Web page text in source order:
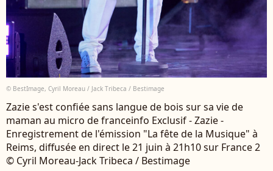
© BestImage, Cyril Moreau / Jack Tribeca / Bestimage
Zazie s'est confiée sans langue de bois sur sa vie de
maman au micro de franceinfo Exclusif - Zazie -
Enregistrement de l'émission "La fête de la Musique" à
Reims, diffusée en direct le 21 juin à 21h10 sur France 2
© Cyril Moreau-Jack Tribeca / Bestimage